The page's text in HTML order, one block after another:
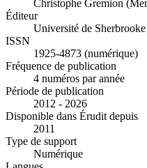
Christophe Gremion
Éditeur
Université de Sherbrooke
ISSN
1925-4873 (numérique)
Fréquence de publication
4 numéros par année
Période de publication
2012 - 2026
Disponible dans Érudit depuis
2011
Type de support
Numérique